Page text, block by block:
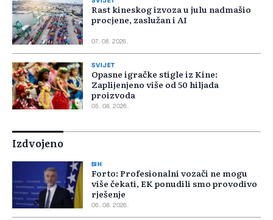
Rast kineskog izvoza u julu nadmašio
procjene, zaslužan i AI
07. 08. 2026.
SVIJET
Opasne igračke stigle iz Kine:
Zaplijenjeno više od 50 hiljada
proizvoda
05. 08. 2026.
Izdvojeno
BIH
Forto: Profesionalni vozači ne mogu
više čekati, EK ponudili smo provodivo
rješenje
06. 08. 2026.